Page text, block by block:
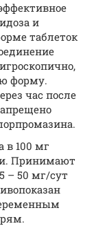
и
таблеток
форму.
час после
в 100 мг
Принимают
– 50 мг/сут